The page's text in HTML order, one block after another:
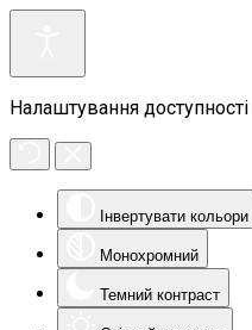
Налаштування доступності
Інвертувати кольори
Монохромний
Темний контраст